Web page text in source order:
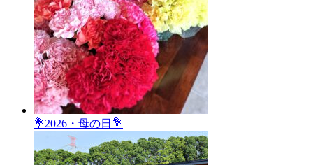
💐2026・母の日💐